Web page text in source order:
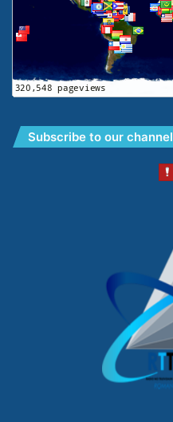
Subscribe to our channel